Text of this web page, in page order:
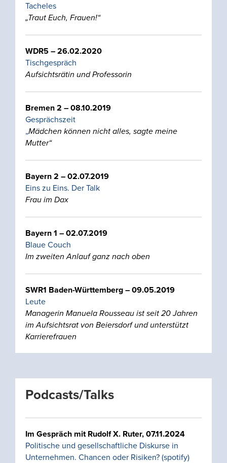
Tacheles
„Traut Euch, Frauen!“
WDR5 – 26.02.2020
Tischgespräch
Aufsichtsrätin und Professorin
Bremen 2 – 08.10.2019
Gesprächszeit
„Mädchen können nicht alles, sagte meine
Mutter“
Bayern 2 – 02.07.2019
Eins zu Eins. Der Talk
Frau im Dax
Bayern 1 – 02.07.2019
Blaue Couch
Im zweiten Anlauf ganz nach oben
SWR1 Baden-Württemberg – 09.05.2019
Leute
Managerin Manuela Rousseau ist seit 20 Jahren
im Aufsichtsrat von Beiersdorf und unterstützt
Karrierefrauen
Podcasts/Talks
Im Gespräch mit Rudolf X. Ruter, 07.11.2024
Politische und gesellschaftliche Diskurse in
Unternehmen. Chancen oder Risiken? (spotify)